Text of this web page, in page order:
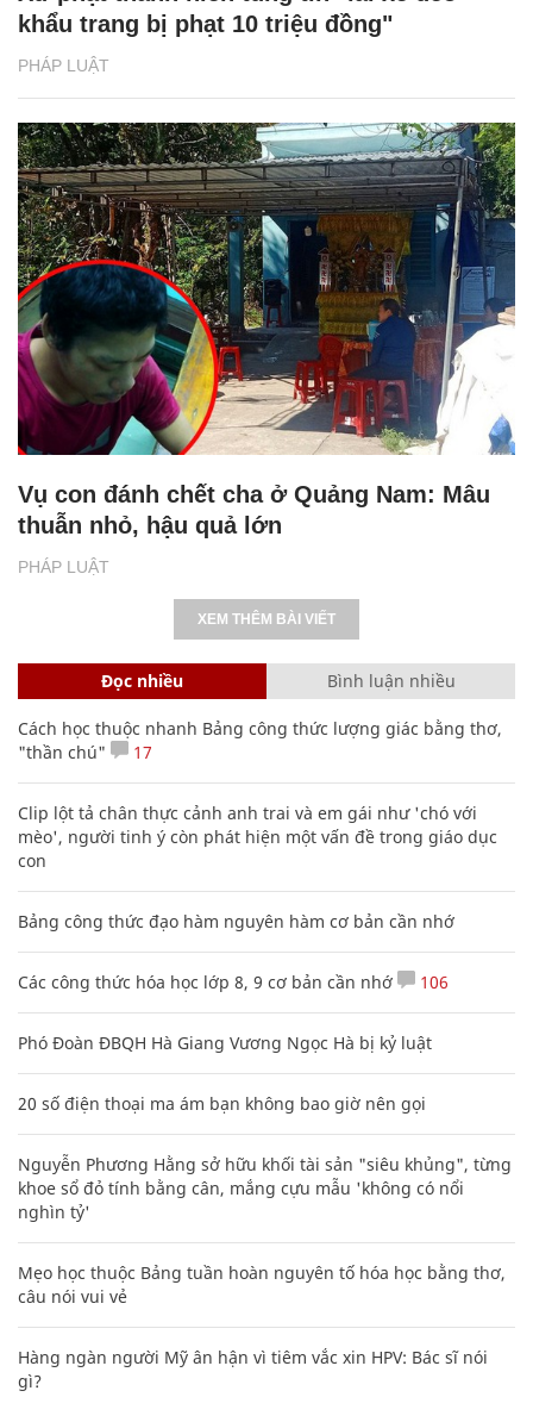
PHÁP LUẬT
khẩu trang bị phạt 10 triệu đồng"
PHÁP LUẬT
Vụ con đánh chết cha ở Quảng Nam: Mâu
thuẫn nhỏ, hậu quả lớn
XEM THÊM BÀI VIẾT
Đọc nhiều Bình luận nhiều
Cách học thuộc nhanh Bảng công thức lượng giác bằng thơ,
"thần chú"
17
Clip lột tả chân thực cảnh anh trai và em gái như 'chó với
mèo', người tinh ý còn phát hiện một vấn đề trong giáo dục
con
Bảng công thức đạo hàm nguyên hàm cơ bản cần nhớ
Các công thức hóa học lớp 8, 9 cơ bản cần nhớ 106
Phó Đoàn ĐBQH Hà Giang Vương Ngọc Hà bị kỷ luật
20 số điện thoại ma ám bạn không bao giờ nên gọi
Nguyễn Phương Hằng sở hữu khối tài sản "siêu khủng", từng
khoe sổ đỏ tính bằng cân, mắng cựu mẫu 'không có nổi
nghìn tỷ'
Mẹo học thuộc Bảng tuần hoàn nguyên tố hóa học bằng thơ,
câu nói vui vẻ
Hàng ngàn người Mỹ ân hận vì tiêm vắc xin HPV: Bác sĩ nói
gì?